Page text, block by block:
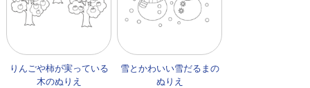
りんごや柿が実っている
木のぬりえ
雪とかわいい雪だるまの
ぬりえ